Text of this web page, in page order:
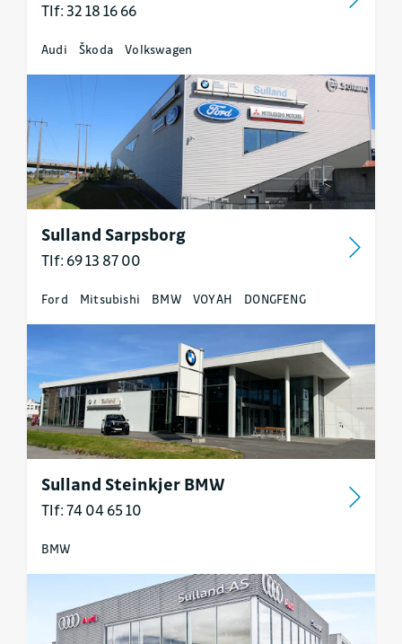
Tlf: 32 18 16 66
Audi Škoda Volkswagen
Sulland Sarpsborg
Tlf: 69 13 87 00
Ford Mitsubishi BMW VOYAH DONGFENG
Sulland Steinkjer BMW
Tlf: 74 04 65 10
BMW